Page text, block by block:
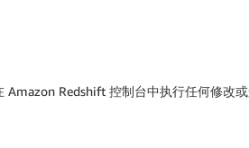
Amazon Redshift 控制台中执行任何修改